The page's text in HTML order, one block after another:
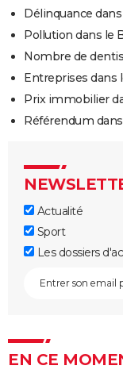
Délinquance
Pollution dans le
Nombre de
Entreprises dans
Prix immobilier
Référendum
Actualité
Sport
Les dossiers
EN CE